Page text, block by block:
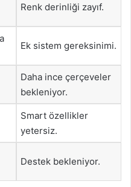
Renk derinliği zayıf.
Ek sistem gereksinimi.
Daha ince çerçeveler
bekleniyor.
Smart özellikler
yetersiz.
Destek bekleniyor.